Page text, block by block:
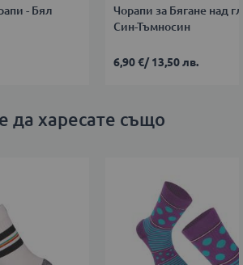
- Бял
Чорапи за Бягане над
Син-Тъмносин
6,90 €/13,50 лв.
да харесате също